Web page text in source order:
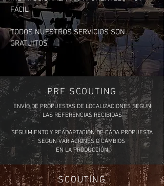
FÁCIL
TODOS NUESTROS SERVICIOS SON
GRATUITOS
PRE SCOUTING
ENVÍO DE PROPUESTAS DE LOCALIZACIONES SEGÚN
LAS REFERENCIAS RECIBIDAS
SEGUIMIENTO Y READAPTACIÓN DE CADA PROPUESTA
SEGÚN VARIACIONES O CAMBIOS
EN LA PRODUCCIÓN
SCOUTING